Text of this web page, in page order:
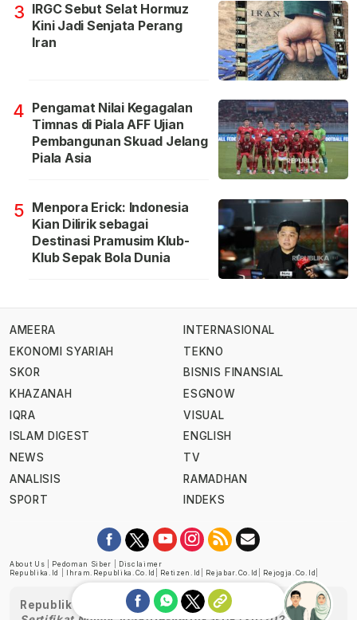
3 IRGC Sebut Selat Hormuz
Kini Jadi Senjata Perang
Iran
4 Pengamat Nilai Kegagalan
Timnas di Piala AFF Ujian
Pembangunan Skuad Jelang
Piala Asia
5 Menpora Erick: Indonesia
Kian Dilirik sebagai
Destinasi Pramusim Klub-
Klub Sepak Bola Dunia
AMEERA
EKONOMI SYARIAH
SKOR
KHAZANAH
IQRA
ISLAM DIGEST
NEWS
ANALISIS
SPORT
INTERNASIONAL
TEKNO
BISNIS FINANSIAL
ESGNOW
VISUAL
ENGLISH
TV
RAMADHAN
INDEKS
About Us Pedoman Siber
Disclaimer
Republika.id
Ihram.republika.co.id Retizen.id Rejabar.co.id Rejogja.co.id
Republika telah diverifikasi oleh Dewan Pers